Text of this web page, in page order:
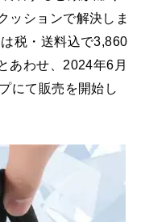
ッションで解決しま
税・送料込で3,860
あわせ、2024年6月
にて販売を開始し